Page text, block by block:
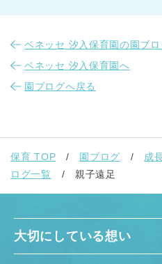
ベネッセ 汐入保育園の園ブロ
ベネッセ 汐入保育園へ
園ブログへ戻る
保育 TOP 園ブログ
成
ログ一覧
親子遠足
大切にしている想い